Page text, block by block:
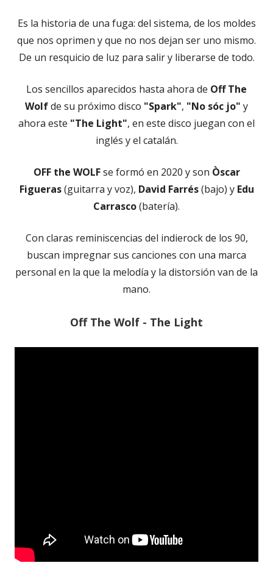
Es la historia de una fuga: del sistema, de los moldes
que nos oprimen y que no nos dejan ser uno mismo.
De un resquicio de luz para salir y liberarse de todo.
Los sencillos aparecidos hasta ahora de Off The
Wolfde su próximo disco "Spark", "No sóc jo" y
ahora este "The Light", en este disco juegan con el
inglés y el catalán.
OFF the WOLFse formó en 2020 y son Òscar
Figueras(guitarra y voz), David Farrés(bajo) y Edu
Carrasco(batería).
Con claras reminiscencias del indierock de los 90,
buscan impregnar sus canciones con una marca
personal en la que la melodía y la distorsión van de la
mano.
Off The Wolf - The Light